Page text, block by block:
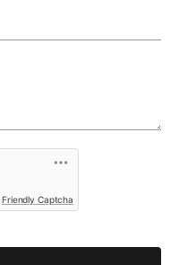
Friendly Captcha